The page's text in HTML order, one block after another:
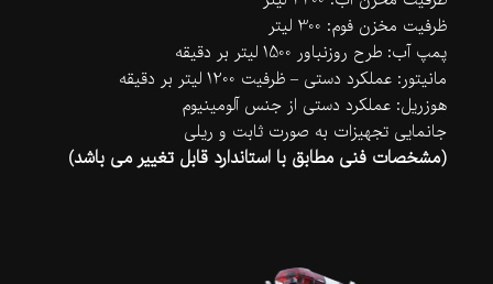
ظرفیت مخزن فوم: 300 لیتر
پمپ آب: طرح روزنباور 1500 لیتر بر دقیقه
مانیتور: عملکرد دستی – ظرفیت 1200 لیتر بر دقیقه
هوزریل: عملکرد دستی از جنس آلومینیوم
جانمایی تجهیزات به صورت ثابت و ریلی
(مشخصات فنی مطابق با استاندارد قابل تغییر می باشد)